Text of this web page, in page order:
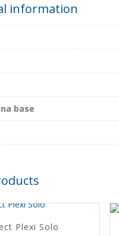
information
base
Plexi Solo